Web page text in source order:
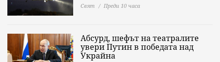
Свят Преди 10 часа
Абсурд, шефът на театралите
увери Путин в победата над
Украйна